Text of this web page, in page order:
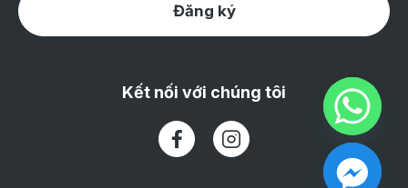
Đăng ký
Kết nối với chúng tôi
(Opens in a new tab)
(Opens in a new tab)